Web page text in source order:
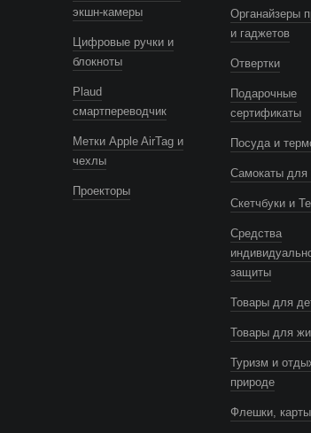
экшн-камеры
Цифровые ручки и
блокноты
Plaud
смартпереводчик
Метки Apple AirTag и
чехлы
Проекторы
Органайзеры
и гаджетов
Отвертки
Подарочные
сертификаты
Посуда и
Самокаты для
Скетчбуки и
Средства
защиты
Товары для
Товары для
Туризм и
природе
Флешки,